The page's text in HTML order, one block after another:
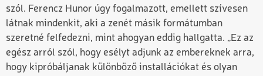
szól. Ferencz Hunor úgy fogalmazott, emellett szívesen
látnak mindenkit, aki a zenét másik formátumban
szeretné felfedezni, mint ahogyan eddig hallgatta. „Ez az
egész arról szól, hogy esélyt adjunk az embereknek arra,
hogy kipróbáljanak különböző installációkat és olyan